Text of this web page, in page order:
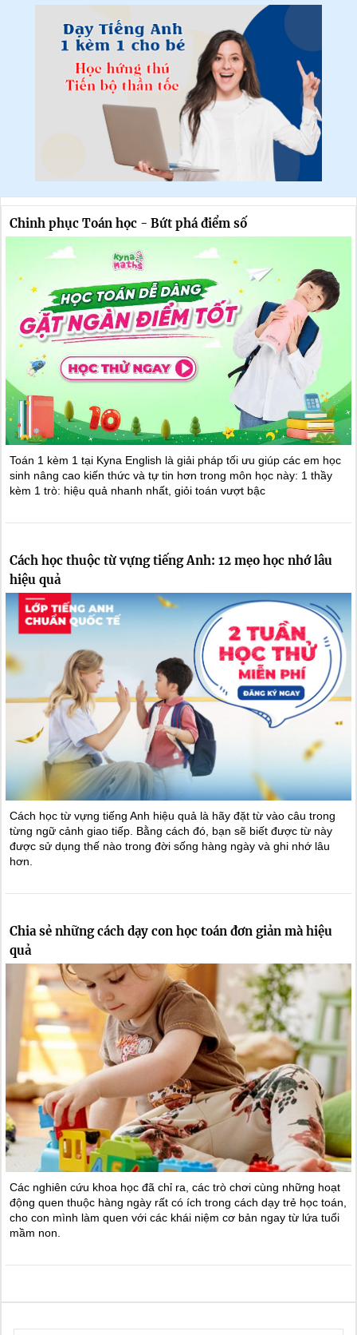
Chinh phục Toán học - Bứt phá điểm số
Toán 1 kèm 1 tại Kyna English là giải pháp tối ưu giúp các em học
sinh nâng cao kiến thức và tự tin hơn trong môn học này: 1 thầy
kèm 1 trò: hiệu quả nhanh nhất, giỏi toán vượt bậc
Cách học thuộc từ vựng tiếng Anh: 12 mẹo học nhớ lâu
hiệu quả
Cách học từ vựng tiếng Anh hiệu quả là hãy đặt từ vào câu trong
từng ngữ cảnh giao tiếp. Bằng cách đó, bạn sẽ biết được từ này
được sử dụng thế nào trong đời sống hàng ngày và ghi nhớ lâu
hơn.
Chia sẻ những cách dạy con học toán đơn giản mà hiệu
quả
Các nghiên cứu khoa học đã chỉ ra, các trò chơi cùng những hoạt
động quen thuộc hàng ngày rất có ích trong cách dạy trẻ học toán,
cho con mình làm quen với các khái niệm cơ bản ngay từ lứa tuổi
mầm non.